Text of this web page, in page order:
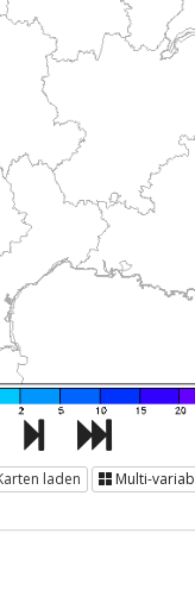
laden Multi-